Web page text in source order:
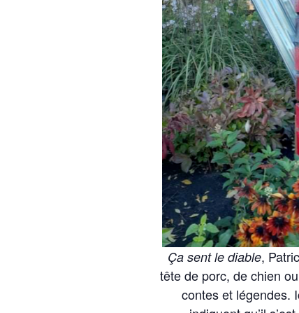
Ça sent le diable,
tête de porc, de chien
contes et légendes.